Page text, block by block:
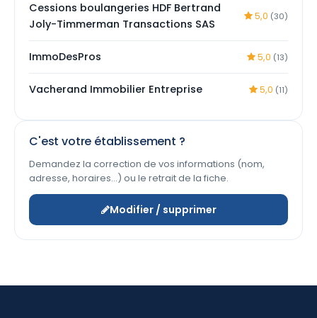
Cessions boulangeries HDF Bertrand
Joly-Timmerman Transactions SAS
5,0 (30)
ImmoDesPros 5,0 (13)
Vacherand Immobilier Entreprise 5,0 (11)
C'est votre établissement ?
Demandez la correction de vos informations (nom,
adresse, horaires…) ou le retrait de la fiche.
Modifier / supprimer